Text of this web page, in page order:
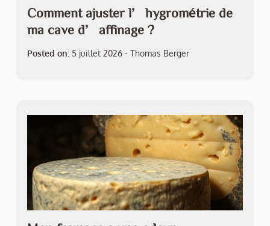
Comment ajuster l’hygrométrie de
ma cave d’affinage ?
Posted on: 5 juillet 2026 - Thomas Berger